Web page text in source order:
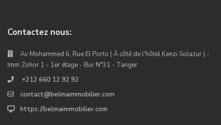
Contactez nous:
Av Mohammed 6, Rue El Porto ( À côté de l'hôtel Kenzi Solazur ) -
Imm Zohor 1 - 1er étage - Bur N°31 - Tanger
+212 660 12 92 92
contact@belmaimmobilier.com
https://belmaimmobilier.com